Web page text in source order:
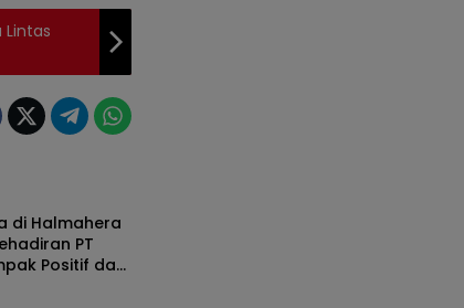
Lintas
di Halmahera
PT
Positif dan